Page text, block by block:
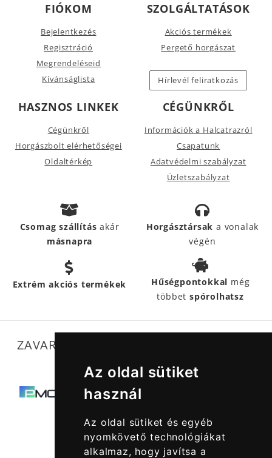
Az oldal sütiket
használ
Az oldal sütiket és egyéb
nyomkövető technológiákat
alkalmaz, hogy javítsa a
FIÓKOM
Bejelentkezés
Regisztráció
Megrendeléseid
Kívánságlista
SZOLGÁLTATÁSOK
Akciós termékek
Pergető horgászat
Hírlevél feliratkozás
HASZNOS LINKEK
Cégünkről
Horgászbolt elérhetőségei
Oldaltérkép
CÉGÜNKRŐL
Információk a Halcatrazról
Csapatunk
Adatvédelmi szabályzat
Üzletszabályzat
Csomag szállításakár
másnapra
Horgásztársak a vonalak
végén
Extrém akciós termékek Hűségpontokkal még
többetspórolhatsz
ZAVARTALAN MŰKÖDÉSÜNKET SEGÍTIK